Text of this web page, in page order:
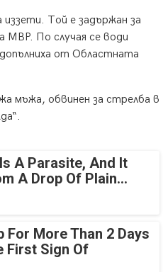
Той е задържан за
МВР. По случая се води
от Областната
мъжа, обвинен за стрелба в
A Parasite, And It
A Drop Of Plain...
For More Than 2 Days
First Sign Of